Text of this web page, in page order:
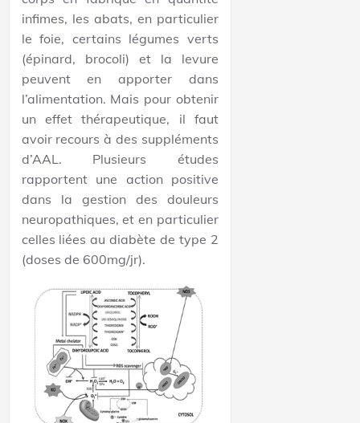
infimes, les abats, en particulier
le foie, certains légumes verts
(épinard, brocoli) et la levure
peuvent en apporter dans
l’alimentation. Mais pour obtenir
un effet thérapeutique, il faut
avoir recours à des suppléments
d’AAL. Plusieurs études
rapportent une action positive
dans la gestion des douleurs
neuropathiques, et en particulier
celles liées au diabète de type 2
(doses de 600mg/jr).